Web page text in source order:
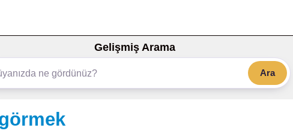
Gelişmiş Arama
Ara